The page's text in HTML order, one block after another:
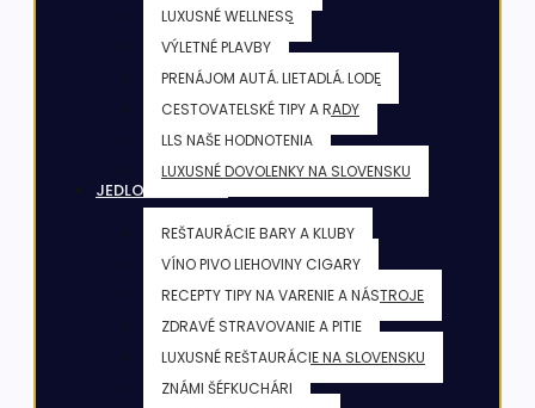
LUXUSNÉ WELLNESS
VÝLETNÉ PLAVBY
PRENÁJOM AUTÁ, LIETADLÁ, LODE
CESTOVATELSKÉ TIPY A RADY
LLS NAŠE HODNOTENIA
LUXUSNÉ DOVOLENKY NA SLOVENSKU
JEDLO & NÁPOJE
REŠTAURÁCIE BARY A KLUBY
VÍNO PIVO LIEHOVINY CIGARY
RECEPTY TIPY NA VARENIE A NÁSTROJE
ZDRAVÉ STRAVOVANIE A PITIE
LUXUSNÉ REŠTAURÁCIE NA SLOVENSKU
ZNÁMI ŠÉFKUCHÁRI